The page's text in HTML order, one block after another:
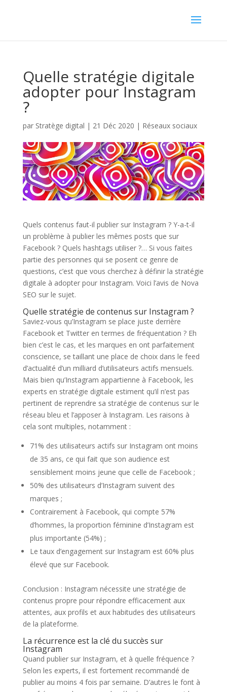
Quelle stratégie digitale
adopter pour Instagram
?
par Stratège digital | 21 Déc 2020 | Réseaux sociaux
Quels contenus faut-il publier sur Instagram ? Y-a-t-il
un problème à publier les mêmes posts que sur
Facebook ? Quels hashtags utiliser ?… Si vous faites
partie des personnes qui se posent ce genre de
questions, c’est que vous cherchez à définir la stratégie
digitale à adopter pour Instagram. Voici l’avis de Nova
SEO sur le sujet.
Quelle stratégie de contenus sur Instagram ?
Saviez-vous qu’Instagram se place juste derrière
Facebook et Twitter en termes de fréquentation ? Eh
bien c’est le cas, et les marques en ont parfaitement
conscience, se taillant une place de choix dans le feed
d’actualité d’un milliard d’utilisateurs actifs mensuels.
Mais bien qu’Instagram appartienne à Facebook, les
experts en stratégie digitale estiment qu’il n’est pas
pertinent de reprendre sa stratégie de contenus sur le
réseau bleu et l’apposer à Instagram. Les raisons à
cela sont multiples, notamment :
71% des utilisateurs actifs sur Instagram ont moins
de 35 ans, ce qui fait que son audience est
sensiblement moins jeune que celle de Facebook ;
50% des utilisateurs d’Instagram suivent des
marques ;
Contrairement à Facebook, qui compte 57%
d’hommes, la proportion féminine d’Instagram est
plus importante (54%) ;
Le taux d’engagement sur Instagram est 60% plus
élevé que sur Facebook.
Conclusion : Instagram nécessite une stratégie de
contenus propre pour répondre efficacement aux
attentes, aux profils et aux habitudes des utilisateurs
de la plateforme.
La récurrence est la clé du succès sur
Instagram
Quand publier sur Instagram, et à quelle fréquence ?
Selon les experts, il est fortement recommandé de
publier au moins 4 fois par semaine. D’autres le font à